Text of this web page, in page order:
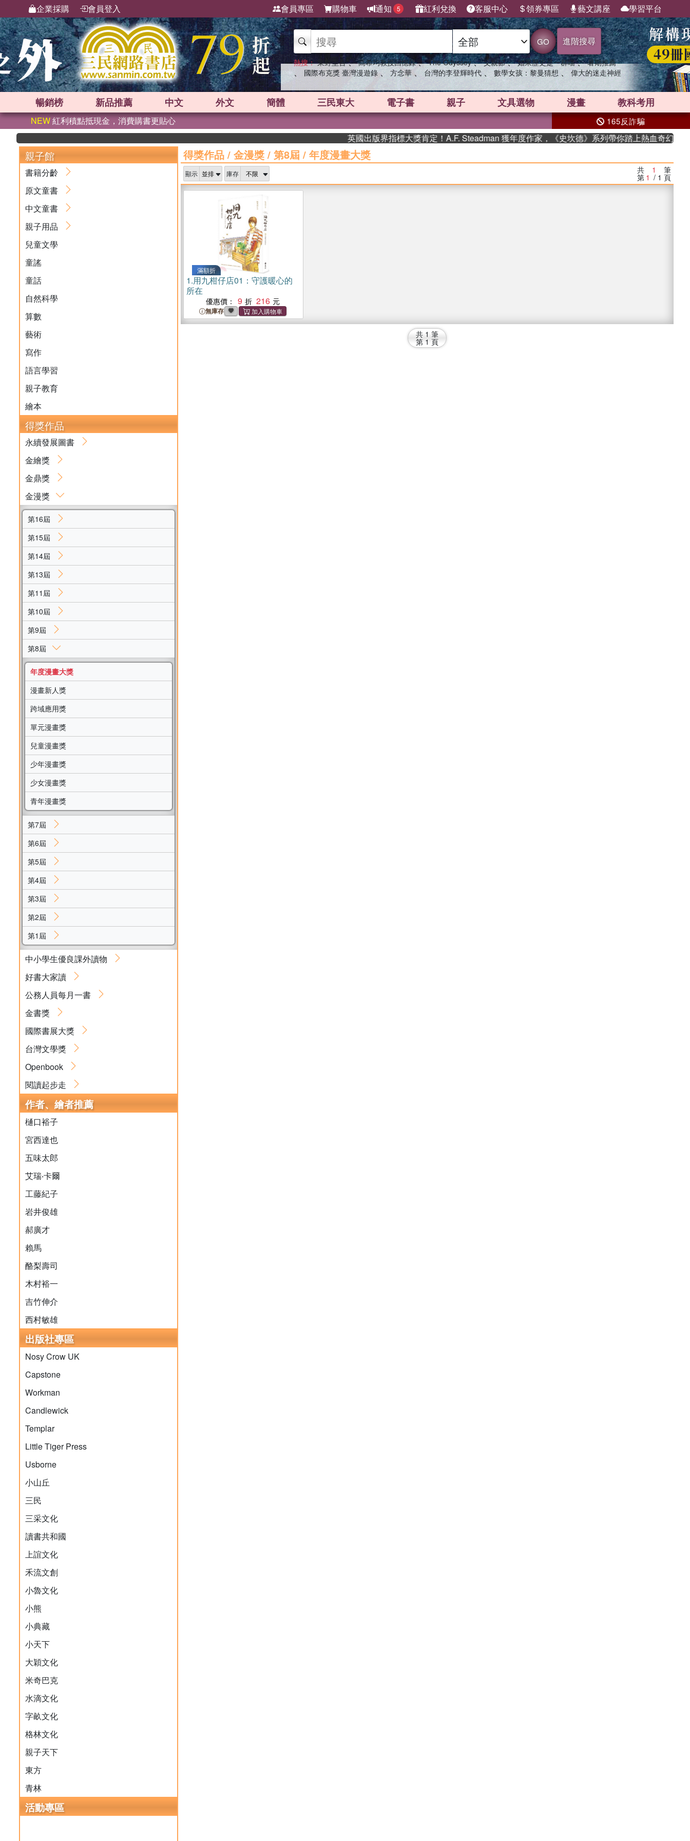
企業採購 會員登入 會員專區 購物車 通知 5 紅利兌換 客服中心 領券專區 藝文講座 學習平台
GO 進階搜尋
熱搜： 東野圭吾 、 高希均教授回憶錄 、 The Odyssey 、 父親節 、 如果歷史是一群喵 、 暑期推薦
、 國際布克獎 臺灣漫遊錄 、 方念華 、 台灣的李登輝時代 、 數學女孩：黎曼猜想 、 偉大的迷走神經
暢銷榜 新品推薦 中文 外文 簡體 三民東大 電子書 親子 文具選物 漫畫 教科考用
NEW紅利積點抵現金，消費購書更貼心 165反詐騙
英國出版界指標大獎肯定！A.F. Steadman 獲年度作家，《史坎德》系列帶你踏上熱血奇幻旅程
親子館
書籍分齡
原文童書
中文童書
親子用品
兒童文學
童謠
童話
自然科學
算數
藝術
寫作
語言學習
親子教育
繪本
得獎作品
永續發展圖書
金繪獎
金鼎獎
金漫獎
第16屆
第15屆
第14屆
第13屆
第11屆
第10屆
第9屆
第8屆
年度漫畫大獎
漫畫新人獎
跨域應用獎
單元漫畫獎
兒童漫畫獎
少年漫畫獎
少女漫畫獎
青年漫畫獎
第7屆
第6屆
第5屆
第4屆
第3屆
第2屆
第1屆
中小學生優良課外讀物
好書大家讀
公務人員每月一書
金書獎
國際書展大獎
台灣文學獎
Openbook
閱讀起步走
作者、繪者推薦
樋口裕子
宮西達也
五味太郎
艾瑞‧卡爾
工藤紀子
岩井俊雄
郝廣才
賴馬
酪梨壽司
木村裕一
吉竹伸介
西村敏雄
出版社專區
Nosy Crow UK
Capstone
Workman
Candlewick
Templar
Little Tiger Press
Usborne
小山丘
三民
三采文化
讀書共和國
上誼文化
禾流文創
小魯文化
小熊
小典藏
小天下
大穎文化
米奇巴克
水滴文化
字畝文化
格林文化
親子天下
東方
青林
活動專區
得獎作品 / 金漫獎 / 第8屆 / 年度漫畫大獎
顯示 庫存 共 1 筆
第 1 / 1 頁
滿額折
1.用九柑仔店01：守護暖心的
所在
優惠價： 9 216
無庫存
共 1 筆
第 1 頁